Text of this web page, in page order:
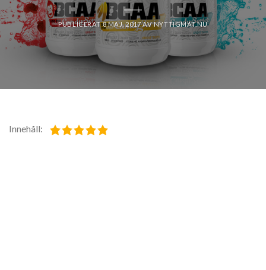
PUBLICERAT8 MAJ, 2017AVNYTTIGMAT.NU
Innehåll: